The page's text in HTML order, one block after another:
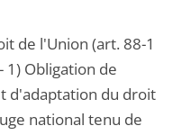
de l'Union (art. 88-1
1) Obligation de
d'adaptation du droit
national tenu de